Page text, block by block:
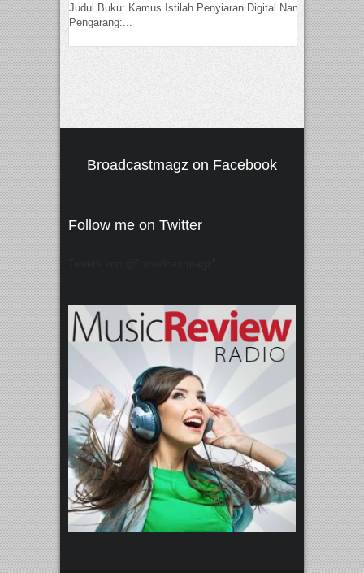
Judul Buku: Kamus Istilah Penyiaran Digital Nama
Pengarang:...
Broadcastmagz on Facebook
Follow me on Twitter